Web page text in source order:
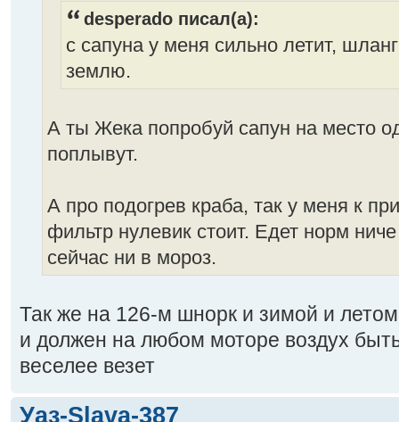
desperado писал(а):
с сапуна у меня сильно летит,
землю.
А ты Жека попробуй сапун на место
поплывут.
А про подогрев краба, так у меня к
фильтр нулевик стоит. Едет норм
сейчас ни в мороз.
Так же на 126-м шнорк и зимой и
и должен на любом моторе воздух
веселее везет
Уаз-Slava-387